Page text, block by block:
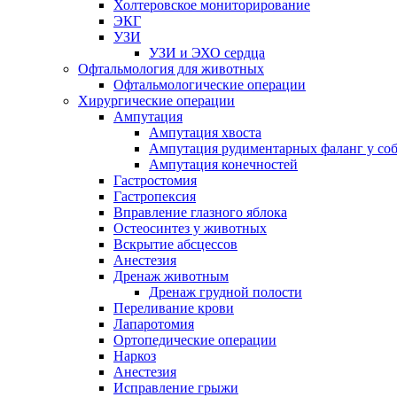
Холтеровское мониторирование
ЭКГ
УЗИ
УЗИ и ЭХО сердца
Офтальмология для животных
Офтальмологические операции
Хирургические операции
Ампутация
Ампутация хвоста
Ампутация рудиментарных фаланг у
Ампутация конечностей
Гастростомия
Гастропексия
Вправление глазного яблока
Остеосинтез у животных
Вскрытие абсцессов
Анестезия
Дренаж животным
Дренаж грудной полости
Переливание крови
Лапаротомия
Ортопедические операции
Наркоз
Анестезия
Исправление грыжи